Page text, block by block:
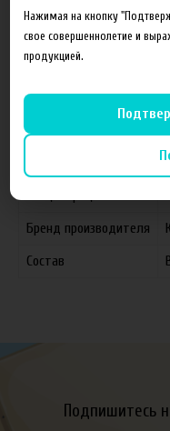
Характеристики
Бренд производителя
Состав
Подпишитесь
Нажимая на кнопку
свое совершеннолетие и
продукцией.